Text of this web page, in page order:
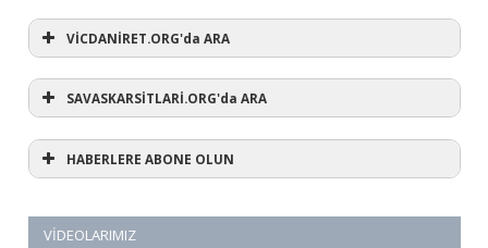
VİCDANİRET.ORG'da ARA
SAVASKARSİTLARİ.ORG'da ARA
HABERLERE ABONE OLUN
VIDEOLARIMIZ